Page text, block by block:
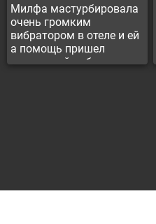
Милфа мастурбировала
очень громким
вибратором в отеле и ей
а помощь пришел
смазливый работник